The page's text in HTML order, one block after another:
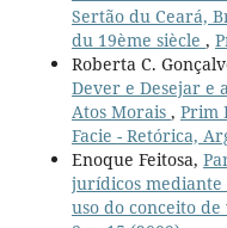
Sertão du Ceará,
du 19ème siècle ,
Roberta C.
Dever e Desejar e
Atos Morais , Prim
Facie - Retórica,
Enoque Feitosa,
jurídicos mediante
uso do conceito